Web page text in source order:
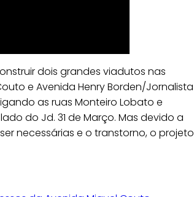
dois grandes viadutos nas
e Avenida Henry Borden/Jornalista
as ruas Monteiro Lobato e
do Jd. 31 de Março. Mas devido a
necessárias e o transtorno, o projeto